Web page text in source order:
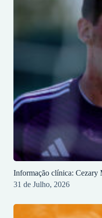
Informação clínica: Cezary
31 de Julho, 2026